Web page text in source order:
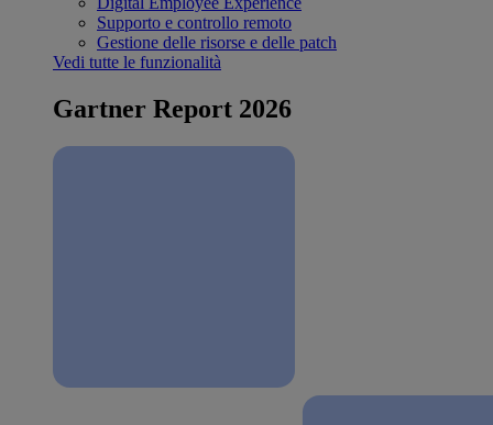
Supporto e controllo remoto
Gestione delle risorse e delle patch
Vedi tutte le funzionalità
Gartner Report 2026